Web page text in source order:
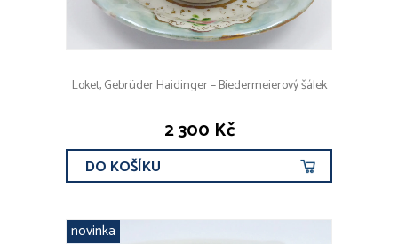
Loket, Gebrüder Haidinger – Biedermeierový šálek
2 300 Kč
DO KOŠÍKU
novinka